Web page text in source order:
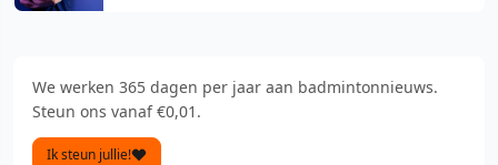
We werken 365 dagen per jaar aan badmintonnieuws.
Steun ons vanaf €0,01.
Ik steun jullie!